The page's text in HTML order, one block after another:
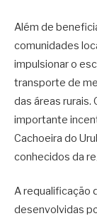
Além de
comunidades
impulsionar o
transporte de
das áreas
importante
Cachoeira do
conhecidos da
A requalificação
desenvolvidas